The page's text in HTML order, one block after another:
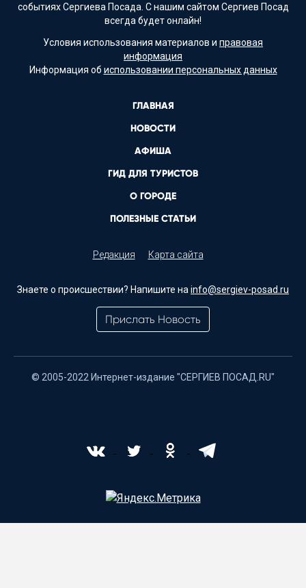
событиях Сергиева Посада. С нашим сайтом Сергиев Посад
всегда будет онлайн!
Условия использования материалов и правовая
информация
Информация об использовании персональных данных
ГЛАВНАЯ
НОВОСТИ
АФИША
ГИД ДЛЯ ТУРИСТОВ
О ГОРОДЕ
ПОЛЕЗНЫЕ СТАТЬИ
Редакция Карта сайта
Знаете о происшествии? Напишите на info@sergiev-posad.ru
Прислать Новость
© 2005-2022 Интернет-издание "СЕРГИЕВ ПОСАД.RU"